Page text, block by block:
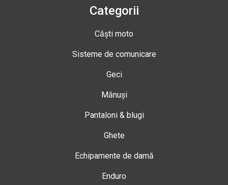
Categorii
Căști moto
Sisteme de comunicare
Geci
Mănuși
Pantaloni & blugi
Ghete
Echipamente de damă
Enduro